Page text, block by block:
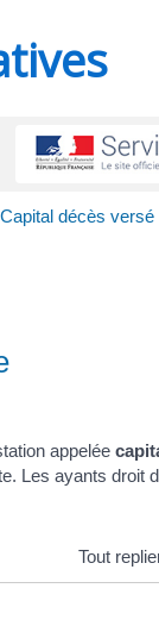
Capital décès
appelée
Les ayants droit
Tout